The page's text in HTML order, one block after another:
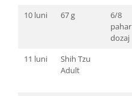
10 luni
67 g
6/8
pahar
dozaj
11 luni
Shih Tzu
Adult